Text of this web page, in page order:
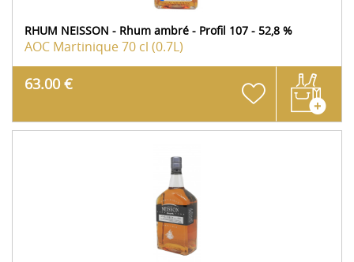
RHUM NEISSON - Rhum ambré - Profil 107 - 52,8 %
AOC Martinique70 cl (0.7L)
63.00 €